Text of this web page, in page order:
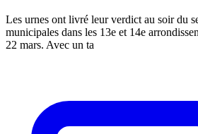
Les urnes ont livré leur verdict au soir du
municipales dans les 13e et 14e
22 mars. Avec un ta